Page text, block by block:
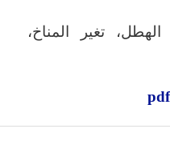
الهطل، تغير المناخ،
pdf